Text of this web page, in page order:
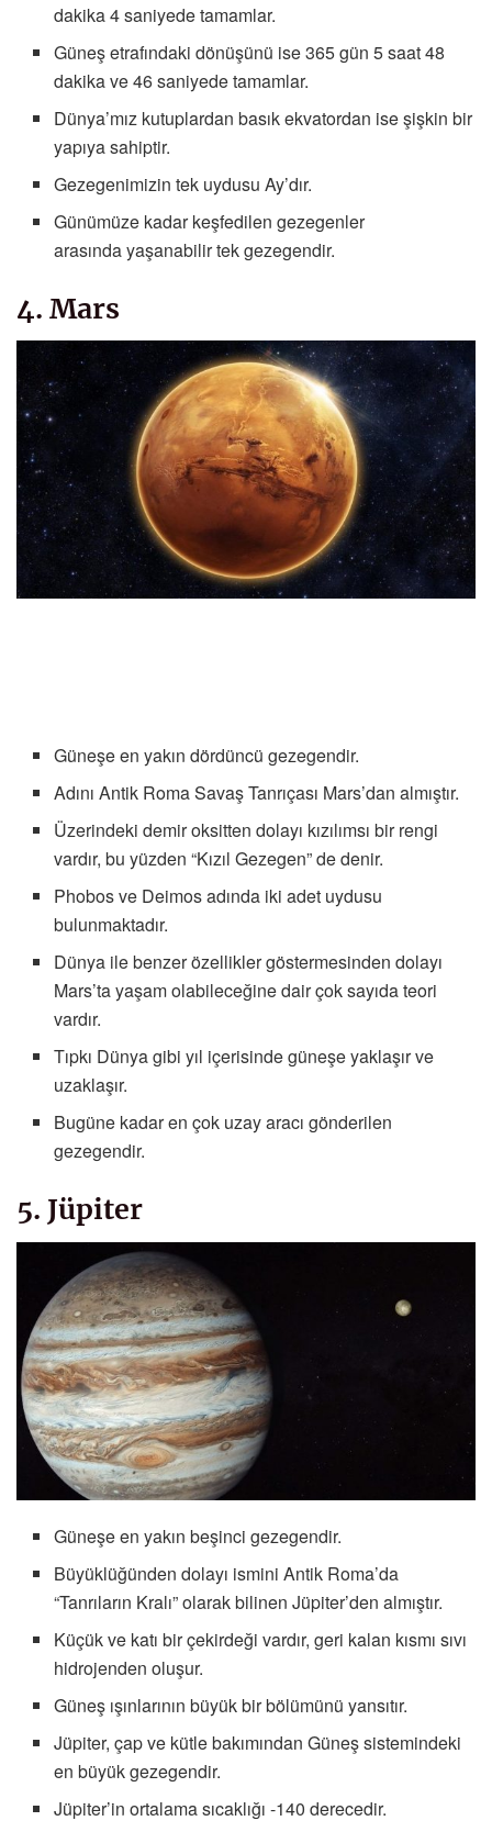
dakika 4 saniyede tamamlar.
Güneş etrafındaki dönüşünü ise 365 gün 5 saat 48
dakika ve 46 saniyede tamamlar.
Dünya’mız kutuplardan basık ekvatordan ise şişkin bir
yapıya sahiptir.
Gezegenimizin tek uydusu Ay’dır.
Günümüze kadar keşfedilen gezegenler
arasında yaşanabilir tek gezegendir.
4. Mars
Güneşe en yakın dördüncü gezegendir.
Adını Antik Roma Savaş Tanrıçası Mars’dan almıştır.
Üzerindeki demir oksitten dolayı kızılımsı bir rengi
vardır, bu yüzden “Kızıl Gezegen” de denir.
Phobos ve Deimos adında iki adet uydusu
bulunmaktadır.
Dünya ile benzer özellikler göstermesinden dolayı
Mars’ta yaşam olabileceğine dair çok sayıda teori
vardır.
Tıpkı Dünya gibi yıl içerisinde güneşe yaklaşır ve
uzaklaşır.
Bugüne kadar en çok uzay aracı gönderilen
gezegendir.
5. Jüpiter
Güneşe en yakın beşinci gezegendir.
Büyüklüğünden dolayı ismini Antik Roma’da
“Tanrıların Kralı” olarak bilinen Jüpiter’den almıştır.
Küçük ve katı bir çekirdeği vardır, geri kalan kısmı sıvı
hidrojenden oluşur.
Güneş ışınlarının büyük bir bölümünü yansıtır.
Jüpiter, çap ve kütle bakımından Güneş sistemindeki
en büyük gezegendir.
Jüpiter’in ortalama sıcaklığı -140 derecedir.